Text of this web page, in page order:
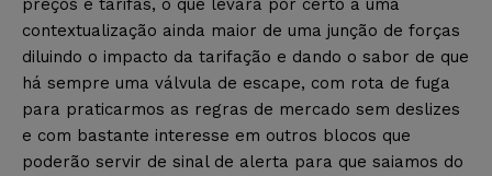
contextualização ainda maior de uma junção de forças
diluindo o impacto da tarifação e dando o sabor de que
há sempre uma válvula de escape, com rota de fuga
para praticarmos as regras de mercado sem deslizes
e com bastante interesse em outros blocos que
poderão servir de sinal de alerta para que saiamos do